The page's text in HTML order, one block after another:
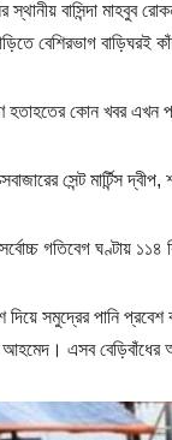
স্থানীয় বাসিন্দা মাহবুব
বেশিরভাগ
হতাহতের কোন খবর এখন
সেন্ট মার্টিন্স
সর্বোচ্চ গতিবেগ ঘণ্টায়
দিয়ে সমুদ্রের পানি
আহমেদ। এসব